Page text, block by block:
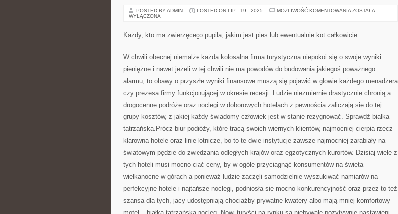
POSTED BY ADMIN POSTED ON LIP - 19 - 2025 MOŻLIWOŚĆ KOMENTOWANIA W
KAŻDA
DUŻA
MARTWI
SIĘ
SWOJE
PIENIĘŻNE
ZOSTAŁA
WYŁĄCZONA
Każdy, kto ma zwierzęcego pupila, jakim jest pies lub ewentualnie kot całkowicie
W chwili obecnej niemalże każda kolosalna firma turystyczna niepokoi się o swoje wyniki
pieniężne i nawet jeżeli w tej chwili nie ma powodów do budowania jakiegoś poważnego
alarmu, to obawy o przyszłe wyniki finansowe muszą się pojawić w głowie każdego menadżera
czy prezesa firmy funkcjonującej w okresie recesji. Ludzie niezmiernie drastycznie chronią a
drogocenne podróże oraz noclegi w doborowych hotelach z pewnością zaliczają się do tej
grupy kosztów, z jakiej każdy świadomy człowiek jest w stanie rezygnować. Sprawdź białka
tatrzańska.Prócz biur podróży, które tracą swoich wiernych klientów, najmocniej cierpią rzecz
klarowna hotele oraz linie lotnicze, bo to te dwie instytucje zawsze najmocniej zarabiały na
światowym pędzie do zwiedzania odległych krajów oraz egzotycznych kurortów. Dzisiaj wiele z
tych hoteli musi mocno ciąć ceny, by w ogóle przyciągnąć konsumentów na święta
wielkanocne w górach a ponieważ ludzie zaczęli samodzielnie wyszukiwać namiarów na
perfekcyjne hotele i najtańsze noclegi, podniosła się mocno konkurencyjność oraz przez to też
szansa dla tych, jacy udostępniają chociażby prywatne kwatery albo mają mniej komfortowy
motel – białka tatrzańska nocleg. Nowi turyści na rynku są niebywale pozytywnie nastawieni